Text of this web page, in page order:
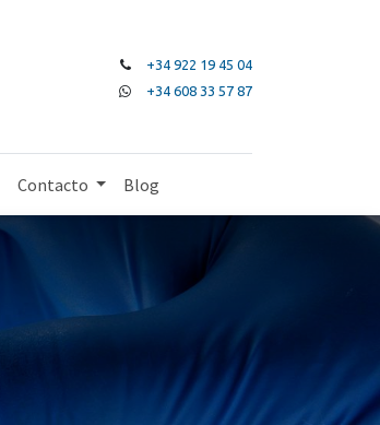
+34 922 19 45 04
+34 608 33 57 87
Contacto Blog